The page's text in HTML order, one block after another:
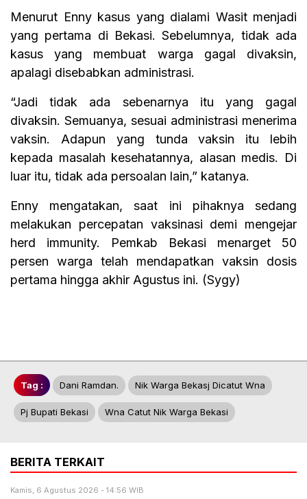
Menurut Enny kasus yang dialami Wasit menjadi
yang pertama di Bekasi. Sebelumnya, tidak ada
kasus yang membuat warga gagal divaksin,
apalagi disebabkan administrasi.
“Jadi tidak ada sebenarnya itu yang gagal
divaksin. Semuanya, sesuai administrasi menerima
vaksin. Adapun yang tunda vaksin itu lebih
kepada masalah kesehatannya, alasan medis. Di
luar itu, tidak ada persoalan lain,” katanya.
Enny mengatakan, saat ini pihaknya sedang
melakukan percepatan vaksinasi demi mengejar
herd immunity. Pemkab Bekasi menarget 50
persen warga telah mendapatkan vaksin dosis
pertama hingga akhir Agustus ini. (Sygy)
Tag : Dani Ramdan. Nik Warga Bekasj Dicatut Wna
Pj Bupati Bekasi Wna Catut Nik Warga Bekasi
BERITA TERKAIT
Kamis, 6 Agustus 2026 - 14:56 WIB